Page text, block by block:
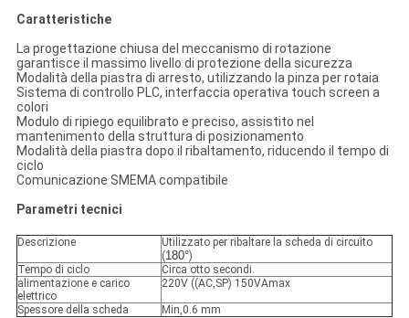
Caratteristiche
La progettazione chiusa del meccanismo di rotazione
garantisce il massimo livello di protezione della sicurezza
Modalità della piastra di arresto, utilizzando la pinza per rotaia
Sistema di controllo PLC, interfaccia operativa touch screen a
colori
Modulo di ripiego equilibrato e preciso, assistito nel
mantenimento della struttura di posizionamento
Modalità della piastra dopo il ribaltamento, riducendo il tempo di
ciclo
Comunicazione SMEMA compatibile
Parametri tecnici
Descrizione
Utilizzato per ribaltare la scheda di circuito
(180°)
Tempo di ciclo
Circa otto secondi.
alimentazione e carico
elettrico
220V ((AC,SP) 150VAmax
Spessore della scheda Min,0.6 mm